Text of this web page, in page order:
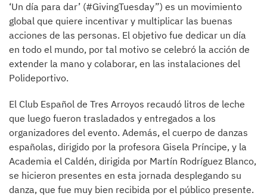
‘Un día para dar’ (#GivingTuesday”) es un movimiento
global que quiere incentivar y multiplicar las buenas
acciones de las personas. El objetivo fue dedicar un día
en todo el mundo, por tal motivo se celebró la acción de
extender la mano y colaborar, en las instalaciones del
Polideportivo.
El Club Español de Tres Arroyos recaudó litros de leche
que luego fueron trasladados y entregados a los
organizadores del evento. Además, el cuerpo de danzas
españolas, dirigido por la profesora Gisela Príncipe, y la
Academia el Caldén, dirigida por Martín Rodríguez Blanco,
se hicieron presentes en esta jornada desplegando su
danza, que fue muy bien recibida por el público presente.